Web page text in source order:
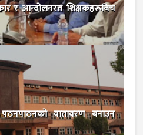
र आन्दोलनरत शिक्षकहरूबिच
पठनपाठनको वातावरण बनाउन